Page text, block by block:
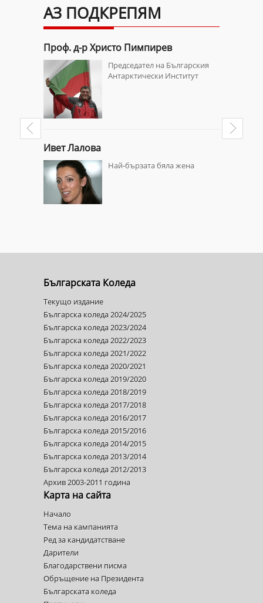
АЗ ПОДКРЕПЯМ
Проф. д-р Христо Пимпирев
Председател на Българския
Aнтарктически Институт
Ивет Лалова
Най-бързата бяла жена
Българската Коледа
Текущо издание
Българска коледа 2024/2025
Българска коледа 2023/2024
Българска коледа 2022/2023
Българска коледа 2021/2022
Българска коледа 2020/2021
Българска коледа 2019/2020
Българска коледа 2018/2019
Българска коледа 2017/2018
Българска коледа 2016/2017
Българска коледа 2015/2016
Българска коледа 2014/2015
Българска коледа 2013/2014
Българска коледа 2012/2013
Архив 2003-2011 година
Карта на сайта
Начало
Тема на кампанията
Ред за кандидатстване
Дарители
Благодарствени писма
Обръщение на Президента
Българската коледа